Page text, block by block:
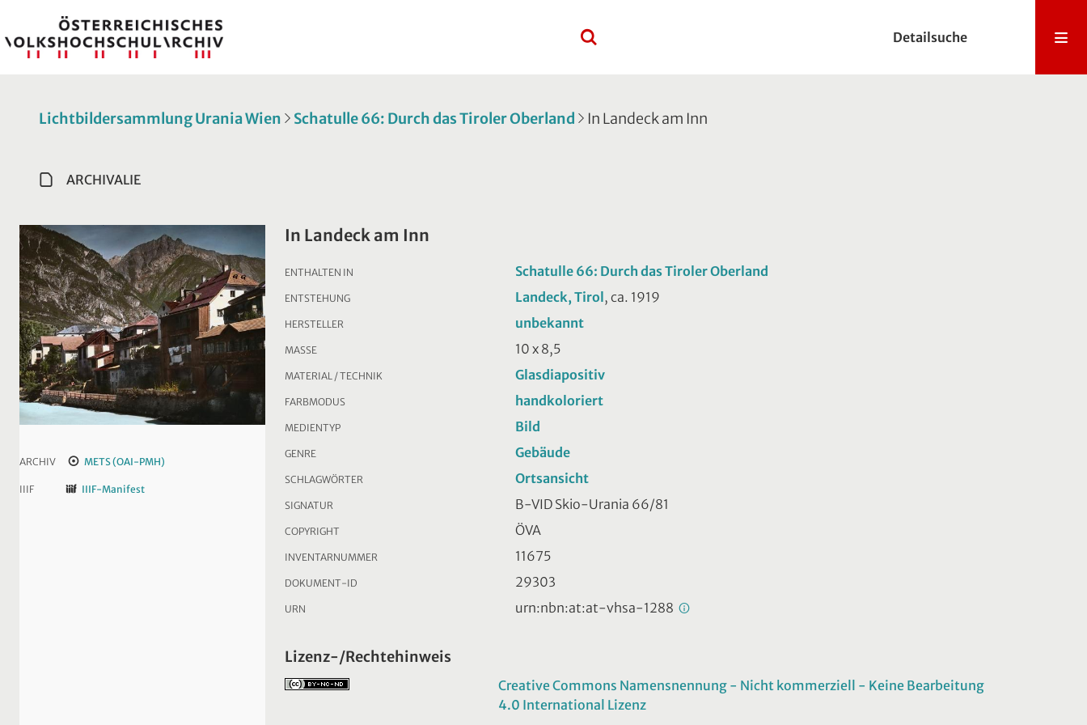
Detailsuche
Lichtbildersammlung Urania Wien Schatulle 66: Durch das Tiroler Oberland In Landeck am Inn
ARCHIVALIE
ARCHIV METS (OAI-PMH)
IIIF IIIF-Manifest
In Landeck am Inn
ENTHALTEN IN Schatulle 66: Durch das Tiroler Oberland
ENTSTEHUNG Landeck, Tirol, ca. 1919
HERSTELLER unbekannt
MASSE 10 x 8,5
MATERIAL / TECHNIK Glasdiapositiv
FARBMODUS handkoloriert
MEDIENTYP Bild
GENRE Gebäude
SCHLAGWÖRTER Ortsansicht
SIGNATUR B-VID Skio-Urania 66/81
COPYRIGHT ÖVA
INVENTARNUMMER 11675
DOKUMENT-ID 29303
URN urn:nbn:at:at-vhsa-1288
Lizenz-/Rechtehinweis
Creative Commons Namensnennung - Nicht kommerziell - Keine Bearbeitung
4.0 International Lizenz